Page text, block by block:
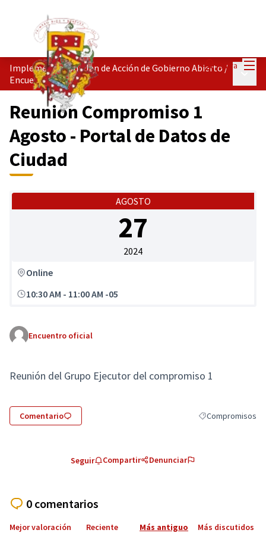
Entra
Implementación Plan de Acción de Gobierno Abierto /
Encuentros
Reunión Compromiso 1
Agosto - Portal de Datos de
Ciudad
AGOSTO
27
2024
Online
10:30 AM - 11:00 AM -05
Encuentro oficial
Reunión del Grupo Ejecutor del compromiso 1
Comentario Resultados al
Compromisos
Seguir Compartir Denunciar
0 comentarios
Mejor valoración Reciente Más antiguo Más discutidos